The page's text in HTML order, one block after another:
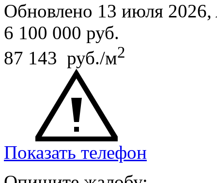
Обновлено 13 июля 2026,
6 100 000 руб.
87 143 руб./м2
Показать телефон